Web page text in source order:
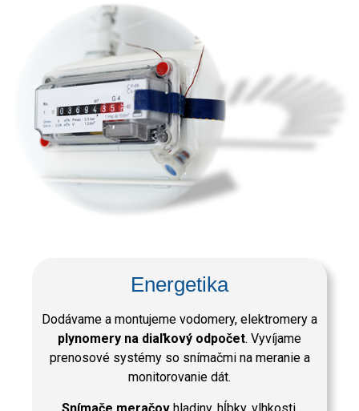
Energetika
Dodávame a montujeme vodomery, elektromery a
plynomery na diaľkový odpočet. Vyvíjame
prenosové systémy so snímačmi na meranie a
monitorovanie dát.
Snímače meračov hladiny, hĺbky, vlhkosti,